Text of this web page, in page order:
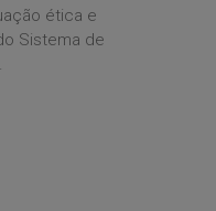
ética e
Sistema de